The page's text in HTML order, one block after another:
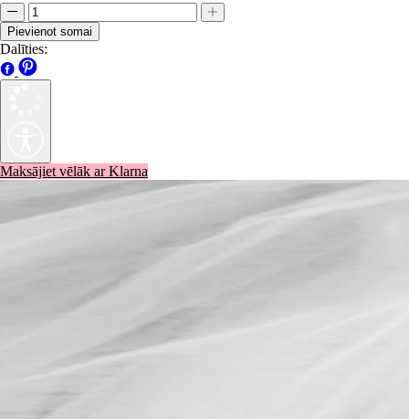
Pievienot somai
Dalīties: